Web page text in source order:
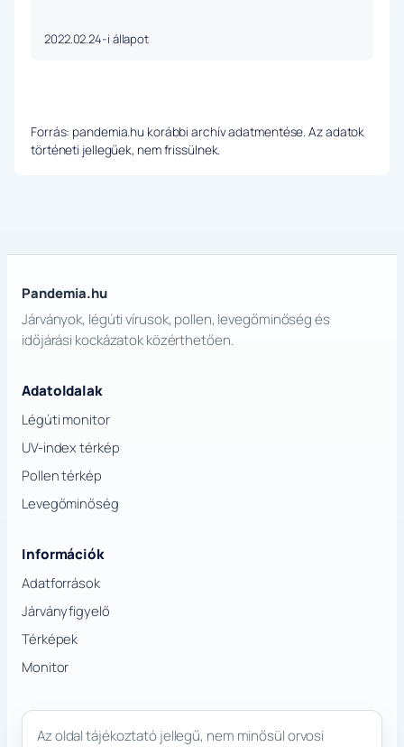
2022.02.24-i állapot
Forrás: pandemia.hu korábbi archív adatmentése. Az adatok
történeti jellegűek, nem frissülnek.
Pandemia.hu
Járványok, légúti vírusok, pollen, levegőminőség és
időjárási kockázatok közérthetően.
Adatoldalak
Légúti monitor
UV-index térkép
Pollen térkép
Levegőminőség
Információk
Adatforrások
Járványfigyelő
Térképek
Monitor
Az oldal tájékoztató jellegű, nem minősül orvosi